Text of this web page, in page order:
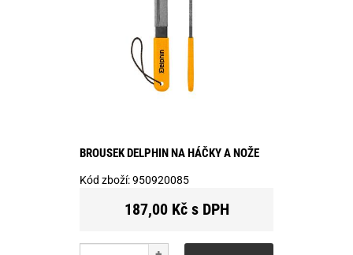
BROUSEK DELPHIN NA HÁČKY A NOŽE
Kód zboží:950920085
187,00 Kč s DPH